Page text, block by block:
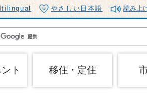
やさしい日本語 読み上
ト 移住・定住